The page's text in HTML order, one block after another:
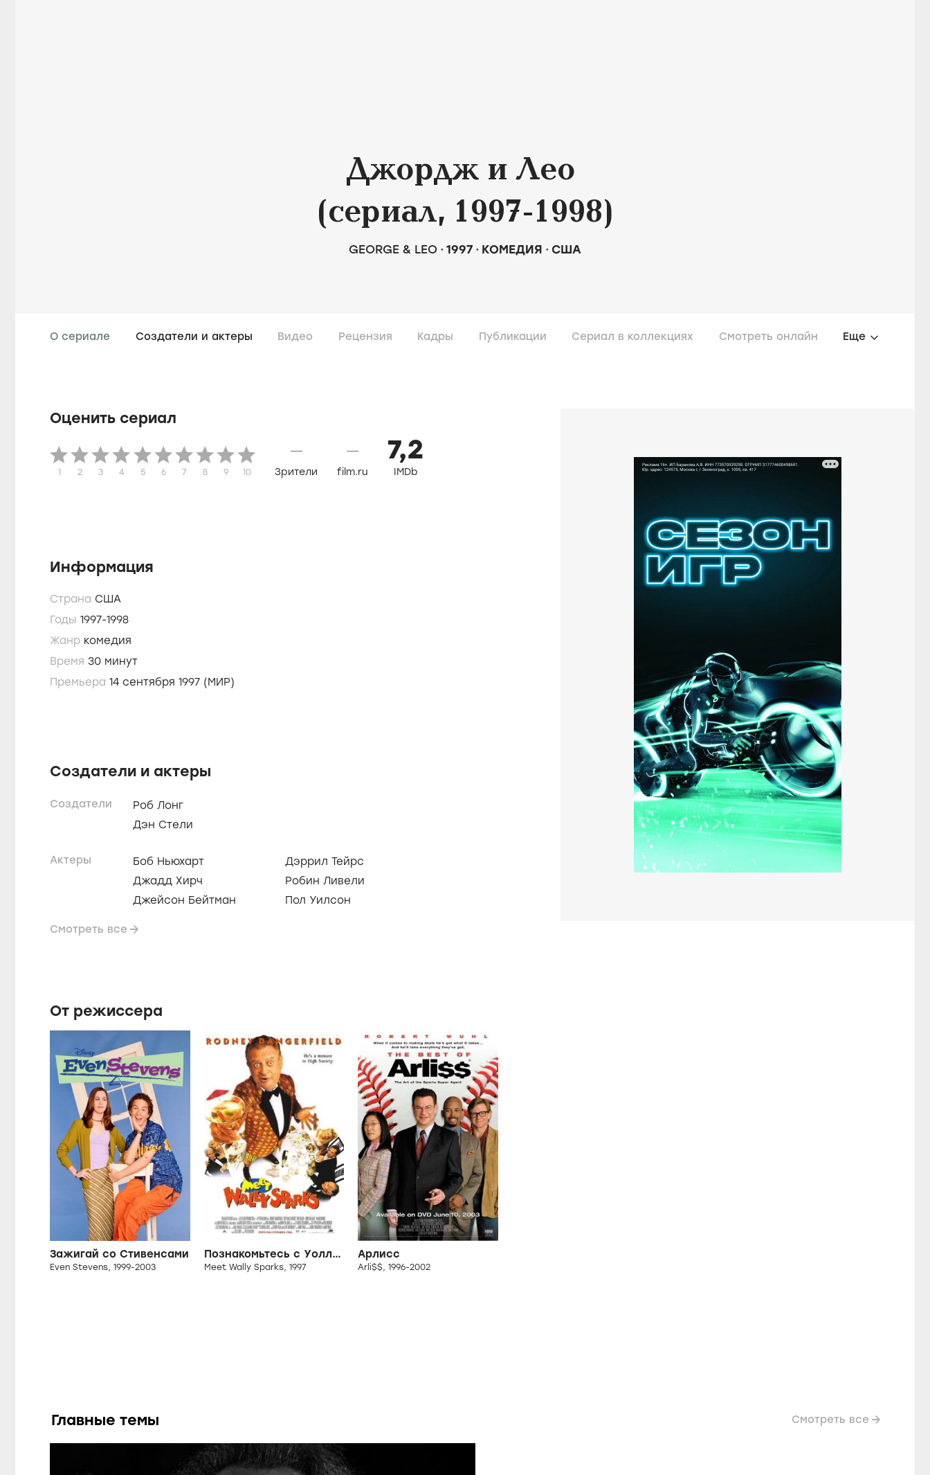
Джордж и Лео
(сериал, 1997-1998)
GEORGE & LEO 1997 КОМЕДИЯ США
О сериале Создатели и актеры Видео Рецензия Кадры Публикации Сериал в коллекциях Смотреть онлайн Еще
Оценить сериал
1 2 3 4 5 6 7 8 9 10
—
Зрители
—
film.ru
7,2
IMDb
Информация
Страна США
Годы 1997-1998
Жанр комедия
Время
30 минут
Премьера 14 сентября 1997 (МИР)
Создатели и актеры
Создатели
Роб Лонг
Дэн Стели
Актеры
Боб Ньюхарт
Джадд Хирч
Джейсон Бейтман
Дэррил Тейрс
Робин Ливели
Пол Уилсон
Смотреть все
От режиссера
Зажигай со Стивенсами
Even Stevens, 1999-2003
Познакомьтесь с Уолли Спарксом
Meet Wally Sparks, 1997
Арлисс
Arli$$, 1996-2002
Главные темы Смотреть все